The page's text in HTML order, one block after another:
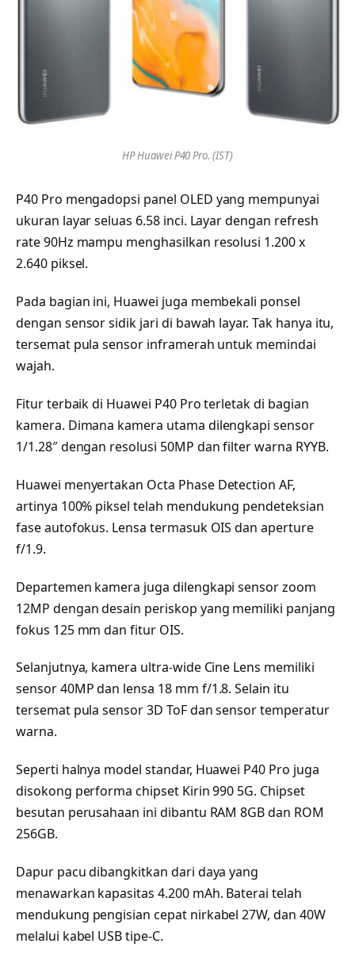
HP Huawei P40 Pro. (IST)
P40 Pro mengadopsi panel OLED yang mempunyai
ukuran layar seluas 6.58 inci. Layar dengan refresh
rate 90Hz mampu menghasilkan resolusi 1.200 x
2.640 piksel.
Pada bagian ini, Huawei juga membekali ponsel
dengan sensor sidik jari di bawah layar. Tak hanya itu,
tersemat pula sensor inframerah untuk memindai
wajah.
Fitur terbaik di Huawei P40 Pro terletak di bagian
kamera. Dimana kamera utama dilengkapi sensor
1/1.28″ dengan resolusi 50MP dan filter warna RYYB.
Huawei menyertakan Octa Phase Detection AF,
artinya 100% piksel telah mendukung pendeteksian
fase autofokus. Lensa termasuk OIS dan aperture
f/1.9.
Departemen kamera juga dilengkapi sensor zoom
12MP dengan desain periskop yang memiliki panjang
fokus 125 mm dan fitur OIS.
Selanjutnya, kamera ultra-wide Cine Lens memiliki
sensor 40MP dan lensa 18 mm f/1.8. Selain itu
tersemat pula sensor 3D ToF dan sensor temperatur
warna.
Seperti halnya model standar, Huawei P40 Pro juga
disokong performa chipset Kirin 990 5G. Chipset
besutan perusahaan ini dibantu RAM 8GB dan ROM
256GB.
Dapur pacu dibangkitkan dari daya yang
menawarkan kapasitas 4.200 mAh. Baterai telah
mendukung pengisian cepat nirkabel 27W, dan 40W
melalui kabel USB tipe-C.